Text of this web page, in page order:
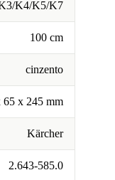
K3/K4/K5/K7
100 cm
cinzento
65 x 245 mm
Kärcher
2.643-585.0